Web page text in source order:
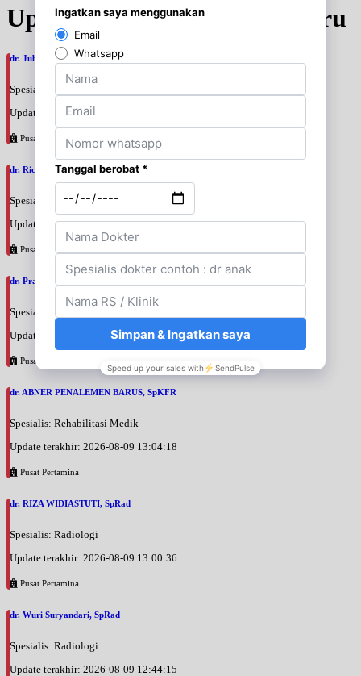
Update Jadwal Dokter terbaru
dr. Jubelhki Sirait, SpS
Spesialis: Saraf
Update terakhir: 2026-08-09 13:18:26
Pusat Pertamina
dr. Ricky Maurice Emil, SpKFR
Spesialis: Rehabilitasi Medik
Update terakhir: 2026-08-09 13:10:21
Pusat Pertamina
dr. Pradewi Indrijastuti, SpRM
Spesialis: Rehabilitasi Medik
Update terakhir: 2026-08-09 13:06:10
Pusat Pertamina
dr. ABNER PENALEMEN BARUS, SpKFR
Spesialis: Rehabilitasi Medik
Update terakhir: 2026-08-09 13:04:18
Pusat Pertamina
dr. RIZA WIDIASTUTI, SpRad
Spesialis: Radiologi
Update terakhir: 2026-08-09 13:00:36
Pusat Pertamina
dr. Wuri Suryandari, SpRad
Spesialis: Radiologi
Update terakhir: 2026-08-09 12:44:15